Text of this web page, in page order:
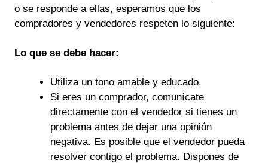
o se responde a ellas, esperamos que los
compradores y vendedores respeten lo siguiente:
Lo que se debe hacer:
Utiliza un tono amable y educado.
Si eres un comprador, comunícate
directamente con el vendedor si tienes un
problema antes de dejar una opinión
negativa. Es posible que el vendedor pueda
resolver contigo el problema. Dispones de